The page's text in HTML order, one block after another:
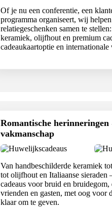
Of je nu een conferentie, een
programma organiseert, wij
relatiegeschenken samen te
keramiek, olijfhout en premium
cadeaukaartoptie en internationale
Romantische
vakmanschap
Van handbeschilderde keramiek
tot olijfhout en Italiaanse
cadeaus voor bruid en
vrienden en gasten, met oog voor
klaar om te geven.